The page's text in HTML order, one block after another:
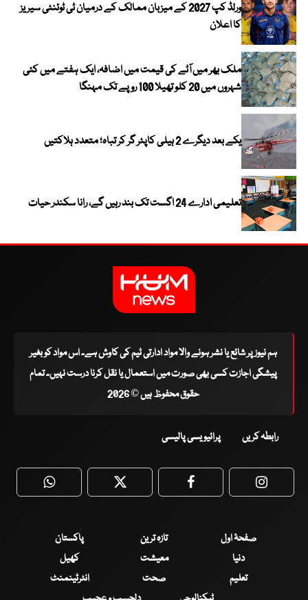
ورلڈ کپ 2027 کے میزبان ممالک کے درمیان ٹی ٹوئنٹی سیریز
کا اعلان
ملک بھر میں آٹے کی قیمت میں اضافہ، ایک ہفتے میں کئی
شہروں میں 20 کلو تھیلا 100 روپے تک مہنگا
یکے بعد دیگرے 2 ہیلی کاپٹر گر کر تباہ؛ متعدد ہلاکتیں
تعلیمی ادارے 24 اگست تک بند رہیں گے، رانا سکندر حیات
ہم نیوز پر شائع یا نشر ہونے والا مواد ادارتی ٹیم کی کاوش ہے۔ اس مواد کو بغیر
پیشگی اجازت کسی بھی صورت میں استعمال یا نقل کرنا درست نہیں۔ تمام
حقوق محفوظ ہیں © 2026
رابطہ کریں پرائیویسی پالیسی
WhatsApp Twitter Facebook
صفحۂ اول تازہ ترین
پاکستان
دنیا
معیشت
کھیل
تعلیم
صحت
انٹرٹینمنٹ